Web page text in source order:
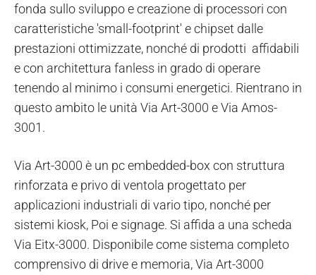
fonda sullo sviluppo e creazione di processori con
caratteristiche 'small-footprint' e chipset dalle
prestazioni ottimizzate, nonché di prodotti affidabili
e con architettura fanless in grado di operare
tenendo al minimo i consumi energetici. Rientrano in
questo ambito le unità Via Art-3000 e Via Amos-
3001.
Via Art-3000 è un pc embedded-box con struttura
rinforzata e privo di ventola progettato per
applicazioni industriali di vario tipo, nonché per
sistemi kiosk, Poi e signage. Si affida a una scheda
Via Eitx-3000. Disponibile come sistema completo
comprensivo di drive e memoria, Via Art-3000